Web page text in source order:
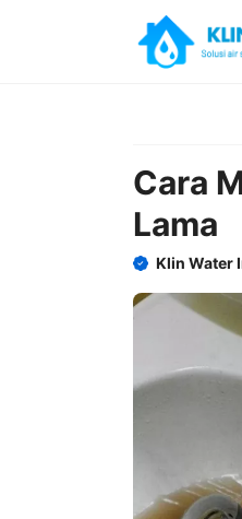
Cara
Lama
Klin Water